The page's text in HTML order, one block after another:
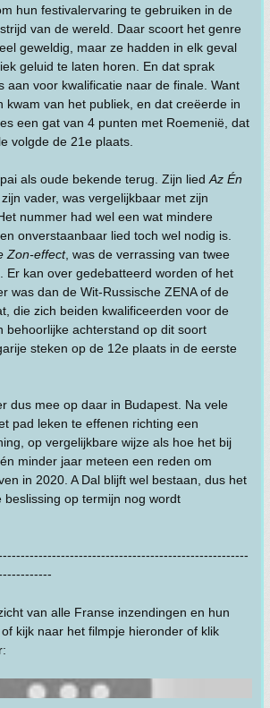
hun festivalervaring te gebruiken in de
van de wereld. Daar scoort het genre
geweldig, maar ze hadden in elk geval
geluid te laten horen. En dat sprak
aan voor kwalificatie naar de finale. Want
kwam van het publiek, en dat creëerde in
een gat van 4 punten met Roemenië, dat
volgde de 21e plaats.
als oude bekende terug. Zijn lied Az Én
zijn vader, was vergelijkbaar met zijn
nummer had wel een wat mindere
onverstaanbaar lied toch wel nodig is.
Zon-effect, was de verrassing van twee
Er kan over gedebatteerd worden of het
was dan de Wit-Russische ZENA of de
die zich beiden kwalificeerden voor de
behoorlijke achterstand op dit soort
steken op de 12e plaats in de eerste
dus mee op daar in Budapest. Na vele
pad leken te effenen richting een
op vergelijkbare wijze als hoe het bij
minder jaar meteen een reden om
in 2020. A Dal blijft wel bestaan, dus het
beslissing op termijn nog wordt
van alle Franse inzendingen en hun
kijk naar het filmpje hieronder of klik